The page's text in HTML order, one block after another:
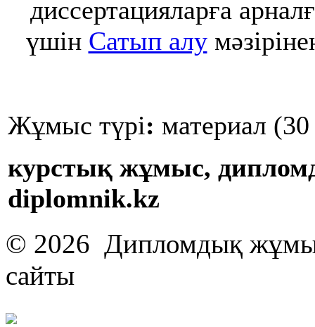
диссертацияларға
үшін Сатып алу
Жұмыс түрі: материал
курстық жұмыс,
diplomnik.kz
© 2026 Дипломдық
сайты